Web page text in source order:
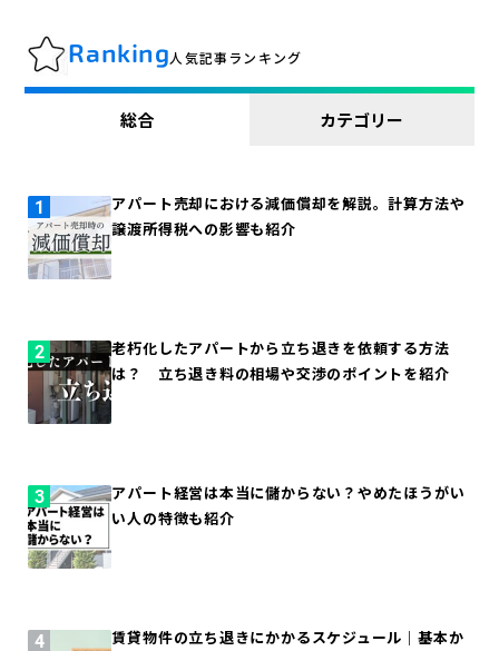
Ranking人気記事ランキング
総合 カテゴリー
アパート売却における減価償却を解説。計算方法や
譲渡所得税への影響も紹介
老朽化したアパートから立ち退きを依頼する方法
は？ 立ち退き料の相場や交渉のポイントを紹介
アパート経営は本当に儲からない？やめたほうがい
い人の特徴も紹介
賃貸物件の立ち退きにかかるスケジュール｜基本か